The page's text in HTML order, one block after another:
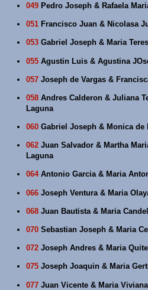
049 Pedro Joseph & Rafaela
051 Francisco Juan & Nicolasa
053 Gabriel Joseph & Maria
055 Agustin Luis & Agustina
057 Joseph de Vargas &
058 Andres Calderon & Juliana
Laguna
060 Gabriel Joseph & Monica de
062 Juan Salvador & Martha
Laguna
064Antonio Garcia & Maria
066 Joseph Ventura & Maria
068 Juan Bautista & Maria
070 Sebastian Joseph & Maria
072 Joseph Andres & Maria
075 Joseph Joaquin & Maria
077 Juan Vicente & Maria